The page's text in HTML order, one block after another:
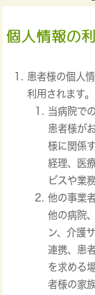
患者様の個人
利用されます。
当病院で
患者様が
様に関係
経理、医
ビスや業
他の事業
他の病院
ン、介護
連携、患
を求める
者様の家